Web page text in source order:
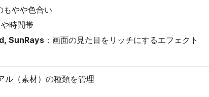
もやや色合い
時間帯
SunRays ：画面の見た目をリッチにするエフェクト
ル（素材）の種類を管理